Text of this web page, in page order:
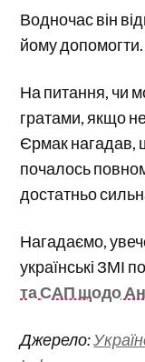
Водночас він
йому допомогти.
На питання, чи
гратами, якщо
Єрмак нагадав,
почалось
достатньо
Нагадаємо,
українські ЗМІ
та САП щодо
Джерело: